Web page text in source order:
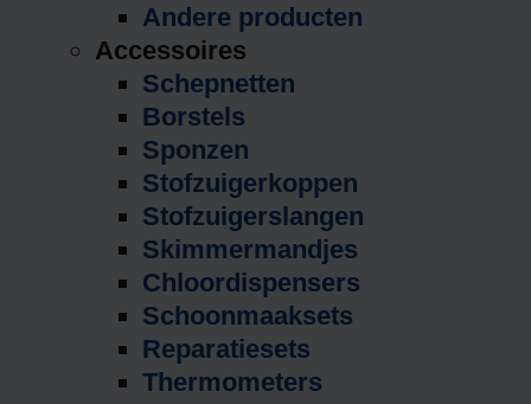
Andere producten
Accessoires
Schepnetten
Borstels
Sponzen
Stofzuigerkoppen
Stofzuigerslangen
Skimmermandjes
Chloordispensers
Schoonmaaksets
Reparatiesets
Thermometers